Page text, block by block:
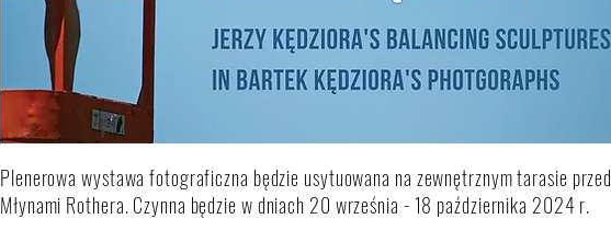
Plenerowa wystawa fotograficzna będzie usytuowana na zewnętrznym tarasie przed
Młynami Rothera. Czynna będzie w dniach 20 września - 18 października 2024 r.